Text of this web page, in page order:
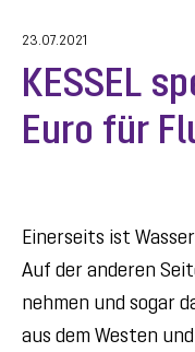
23.07.2021
KESSEL
Euro für
Einerseits ist
Auf der anderen
nehmen und sogar
aus dem Westen